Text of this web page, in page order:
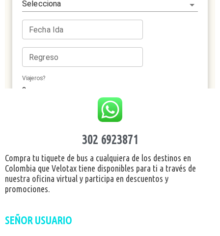
302 6923871
Compra tu tiquete de bus a cualquiera de los destinos en
Colombia que Velotax tiene disponibles para ti a través de
nuestra oficina virtual y participa en descuentos y
promociones.
SEÑOR USUARIO